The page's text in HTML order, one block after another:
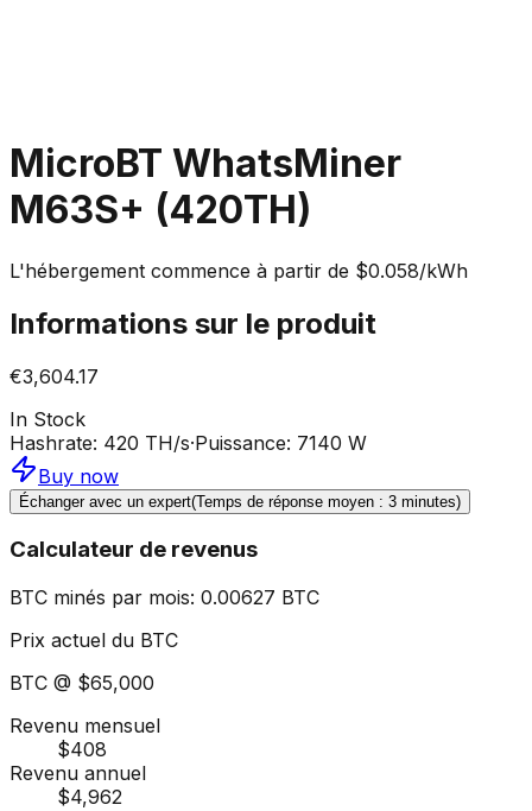
MicroBT WhatsMiner
M63S+ (420TH)
L'hébergement commence à partir de $0.058/kWh
Informations sur le produit
€3,604.17
In Stock
Hashrate: 420 TH/s·Puissance: 7140 W
Buy now
Échanger avec un expert(Temps de réponse moyen : 3 minutes)
Calculateur de revenus
BTC minés par mois: 0.00627 BTC
Prix actuel du BTC
BTC @ $65,000
Revenu mensuel
$408
Revenu annuel
$4,962